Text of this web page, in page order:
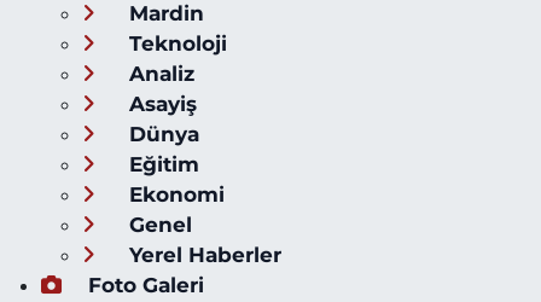
Mardin
Teknoloji
Analiz
Asayiş
Dünya
Eğitim
Ekonomi
Genel
Yerel Haberler
Foto Galeri